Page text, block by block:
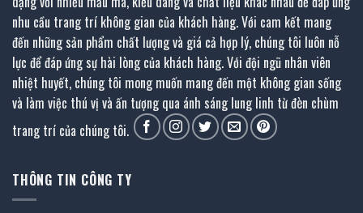
nhu cầu trang trí không gian của khách hàng. Với cam kết mang
đến những sản phẩm chất lượng và giá cả hợp lý, chúng tôi luôn nỗ
lực để đáp ứng sự hài lòng của khách hàng. Với đội ngũ nhân viên
nhiệt huyết, chúng tôi mong muốn mang đến một không gian sống
và làm việc thú vị và ấn tượng qua ánh sáng lung linh từ đèn chùm
trang trí của chúng tôi.
THÔNG TIN CÔNG TY